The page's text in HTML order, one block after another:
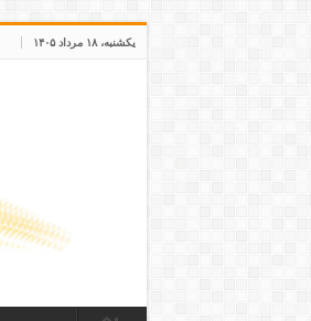
یکشنبه، ۱۸ مرداد ۱۴۰۵